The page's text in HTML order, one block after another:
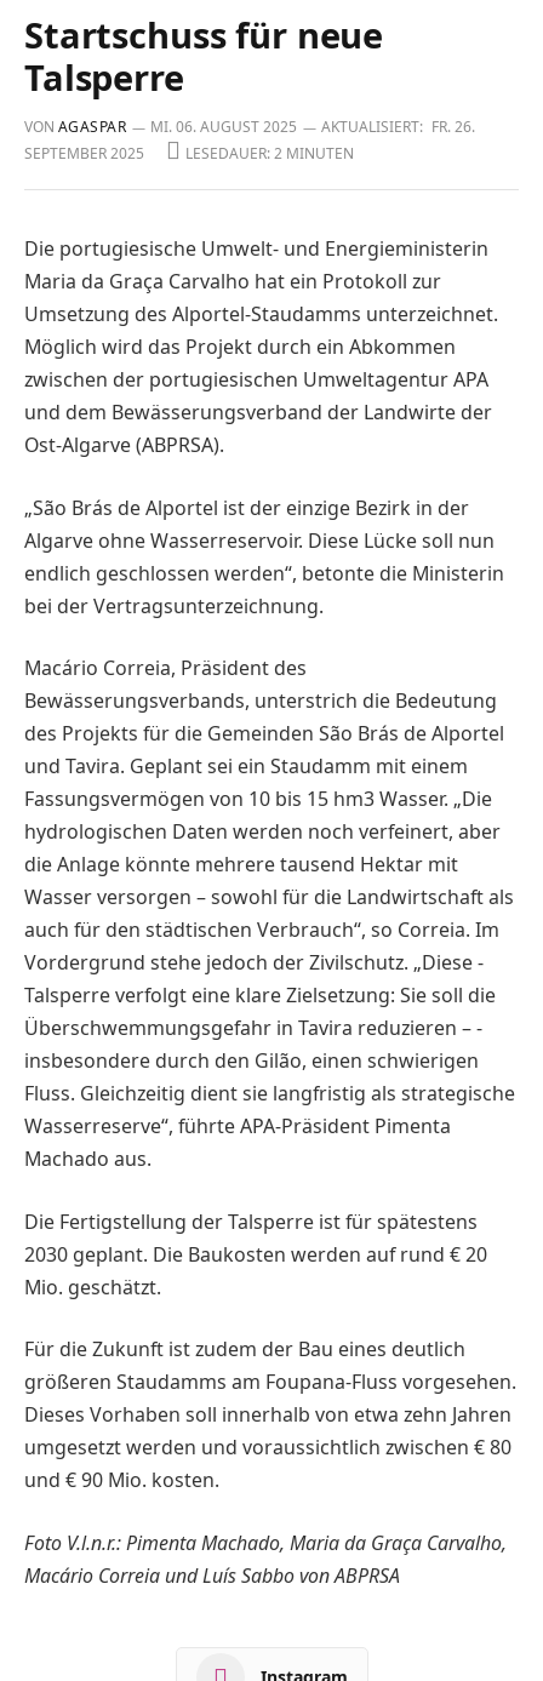
Startschuss für neue
Talsperre
VON AGASPAR MI. 06. AUGUST 2025 AKTUALISIERT: FR. 26.
SEPTEMBER 2025
LESEDAUER: 2 MINUTEN
Die portugiesische Umwelt- und Energieministe­rin
Maria da Graça Carvalho hat ein Protokoll zur
Umsetzung des Alportel-Staudamms unterzeichnet.
Möglich wird das Projekt durch ein Abkommen
zwischen der portugiesischen Umweltagentur APA
und dem Bewässerungsverband der Landwirte der
Ost-Algarve (ABPRSA).
„São Brás de Alportel ist der einzige Bezirk in der
Algarve ohne Wasserreservoir. Diese Lücke soll nun
endlich geschlossen werden“, betonte die Ministerin
bei der Vertragsunterzeichnung.
Macário Correia, Präsident des
Bewässerungsverbands, unterstrich die Bedeutung
des Projekts für die Gemeinden São Brás de Alportel
und ­Tavira. Geplant sei ein Staudamm mit einem
Fassungsvermögen von 10 bis 15 hm3 Wasser. „Die
hydrologischen Daten werden noch verfeinert, aber
die Anlage könnte mehrere ­tausend Hektar mit
Wasser versorgen – sowohl für die Landwirtschaft als
auch für den städtischen Verbrauch“, so Correia. Im
Vordergrund stehe jedoch der Zivilschutz. „Diese ­
Talsperre verfolgt eine klare Zielsetzung: Sie soll die
Überschwemmungsgefahr in Tavira reduzieren – ­
insbesondere durch den Gilão, einen schwierigen
Fluss. Gleichzeitig dient sie langfristig als strategische
Wasse­rreserve“, führte APA-Prä­sident Pimenta
Machado aus.
Die Fertigstellung der Talsperre ist für spätestens
2030 geplant. Die Baukosten werden auf rund € 20
Mio. geschätzt.
Für die Zukunft ist zudem der Bau eines deutlich
größeren Staudamms am Foupana-Fluss vorgesehen.
Dieses Vorhaben soll innerhalb von etwa zehn Jahren
umgesetzt werden und voraussichtlich zwischen € 80
und € 90 Mio. kosten.
Foto V.l.n.r.: Pimenta Machado, Maria da Graça Carvalho,
Macário Correia und Luís Sabbo von ABPRSA